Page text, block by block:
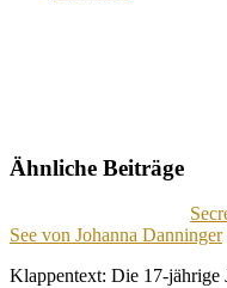
Ähnliche Beiträge
See von Johanna Danninger
Klappentext: Die 17-jährige